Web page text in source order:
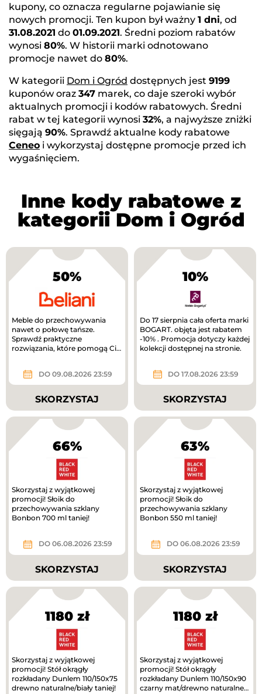
kupony, co oznacza regularne pojawianie się
nowych promocji. Ten kupon był ważny 1 dni, od
31.08.2021 do 01.09.2021. Średni poziom rabatów
wynosi 80%. W historii marki odnotowano
promocje nawet do 80%.
W kategorii Dom i Ogród dostępnych jest 9199
kuponów oraz 347 marek, co daje szeroki wybór
aktualnych promocji i kodów rabatowych. Średni
rabat w tej kategorii wynosi 32%, a najwyższe zniżki
sięgają 90%. Sprawdź aktualne kody rabatowe
Ceneo i wykorzystaj dostępne promocje przed ich
wygaśnięciem.
Inne kody rabatowe z
kategorii Dom i Ogród
50%
Meble do przechowywania
nawet o połowę tańsze.
Sprawdź praktyczne
rozwiązania, które pomogą Ci
DO 09.08.2026 23:59
SKORZYSTAJ
10%
Do 17 sierpnia cała oferta marki
BOGART. objęta jest rabatem
-10% . Promocja dotyczy każdej
kolekcji dostępnej na stronie.
DO 17.08.2026 23:59
SKORZYSTAJ
66%
Skorzystaj z wyjątkowej
promocji! Słoik do
przechowywania szklany
Bonbon 700 ml taniej!
DO 06.08.2026 23:59
SKORZYSTAJ
63%
Skorzystaj z wyjątkowej
promocji! Słoik do
przechowywania szklany
Bonbon 550 ml taniej!
DO 06.08.2026 23:59
SKORZYSTAJ
1180 zł
Skorzystaj z wyjątkowej
promocji! Stół okrągły
rozkładany Dunlem 110/150x75
drewno naturalne/biały taniej!
1180 zł
Skorzystaj z wyjątkowej
promocji! Stół okrągły
rozkładany Dunlem 110/150x90
czarny mat/drewno naturalne